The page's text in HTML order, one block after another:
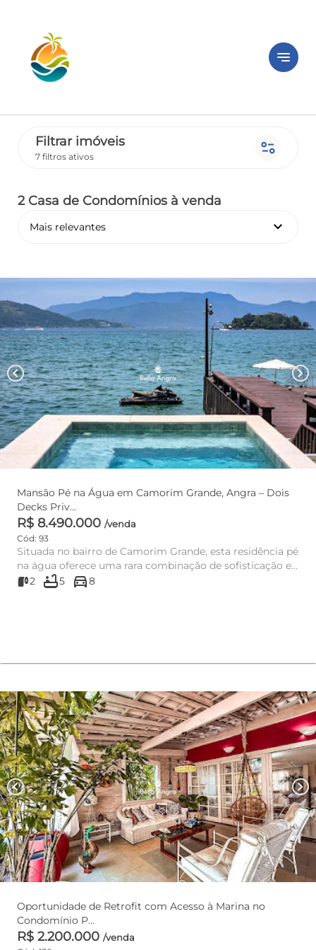
notes
Filtrar imóveis
7 filtros ativos page_info
2 Casa de Condomínios à venda
Mais relevantes keyboard_arrow_down
chevron_left chevron_right
Mansão Pé na Água em Camorim Grande, Angra – Dois
Decks Priv...
R$ 8.490.000 /venda
Cód: 93
Situada no bairro de Camorim Grande, esta residência pé
na água oferece uma rara combinação de sofisticação e
infraestr...
2 bathtub5 directions_car8
chevron_left chevron_right
Oportunidade de Retrofit com Acesso à Marina no
Condomínio P...
R$ 2.200.000 /venda